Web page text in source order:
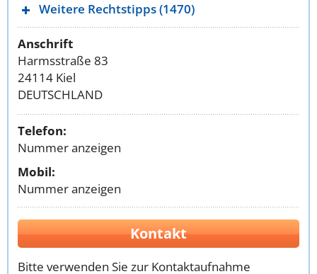
Weitere Rechtstipps (1470)
Anschrift
Harmsstraße 83
24114 Kiel
DEUTSCHLAND
Telefon:
Nummer anzeigen
Mobil:
Nummer anzeigen
Kontakt
Bitte verwenden Sie zur Kontaktaufnahme